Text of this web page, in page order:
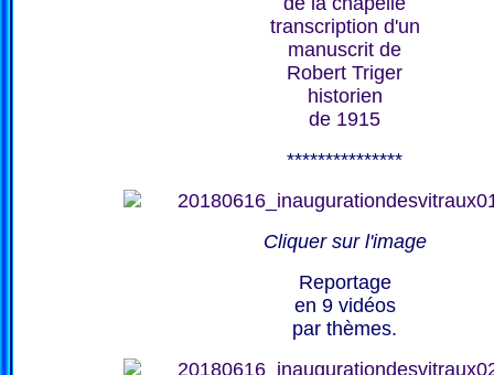
transcription d'un
manuscrit de
Robert Triger
historien
de 1915
***************
Cliquer sur l'image
Reportage
en 9 vidéos
par thèmes.